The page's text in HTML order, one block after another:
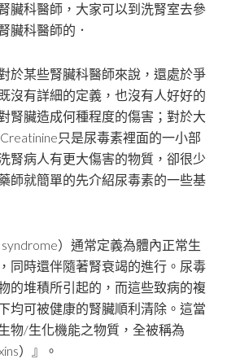
臟科醫師，大家可以到洗腎室去參
臟科醫師的．
於某些腎臟科醫師來說，還處於爭
沒有詳細的定義，也沒有人好好的
腎臟造成何種程度的傷害；對於大
只是尿毒素裡面的一小部
腎病人有更大傷害的物質，卻很少
師就簡單的先介紹尿毒素的一些基
）通常定義為體內正常生
同時還伴隨著腎衰竭的進行。尿毒
的堆積所引起的，而這些致病的複
均可被健康的腎臟順利清除。這當
物/生化機能之物質，全被稱為
）』。